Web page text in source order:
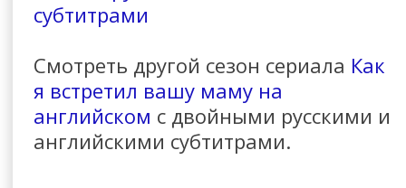
субтитрами
Смотреть другой сезон сериала Как
я встретил вашу маму на
английском с двойными русскими и
английскими субтитрами.